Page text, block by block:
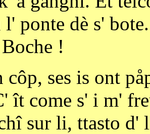
l' ponte dè s'
!
ses is ont
ît come s' i m'
sur li, ttasto d'